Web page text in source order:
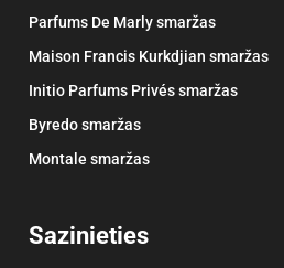
Parfums De Marly smaržas
Maison Francis Kurkdjian smaržas
Initio Parfums Privés smaržas
Byredo smaržas
Montale smaržas
Sazinieties